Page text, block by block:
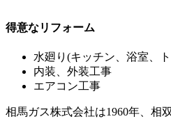
得意なリフォーム
水廻り(キッチン、浴室、
内装、外装工事
エアコン工事
相馬ガス株式会社は1960年、相